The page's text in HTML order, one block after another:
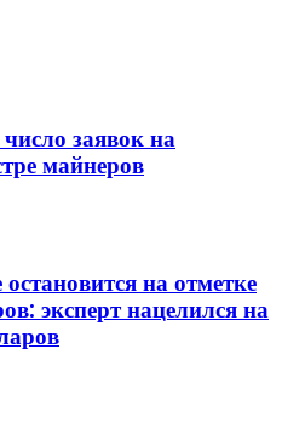
заявок на
майнеров
на отметке
эксперт нацелился на